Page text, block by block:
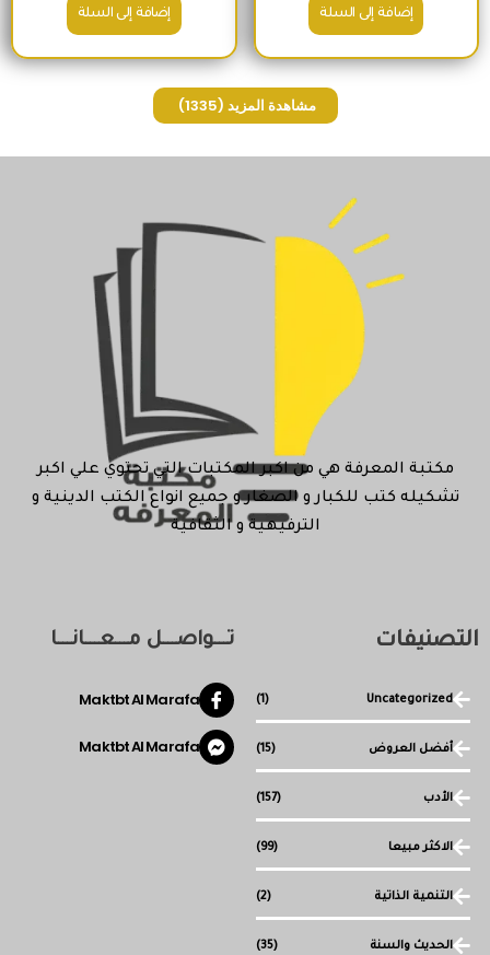
إضافة إلى السلة إضافة إلى السلة
مشاهدة المزيد (1335)
مكتبة المعرفة هي من اكبر المكتبات التي تحتوي علي اكبر
تشكيله كتب للكبار و الصغار و جميع انواع الكتب الدينية و
الترفيهية و الثقافية
التصنيفات
Uncategorized
(1)
أفضل العروض (15)
الأدب (157)
الاكثر مبيعا (99)
التنمية الذاتية (2)
الحديث والسنة (35)
تـــواصـــل مـــعـــانـــا
Maktbt Al Marafa
Maktbt Al Marafa